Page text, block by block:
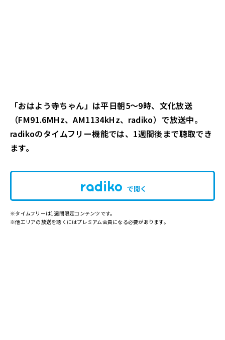
「おはよう寺ちゃん」は平日朝5～9時、文化放送
（FM91.6MHz、AM1134kHz、radiko）で放送中。
radikoのタイムフリー機能では、1週間後まで聴取でき
ます。
で開く
※タイムフリーは1週間限定コンテンツです。
※他エリアの放送を聴くにはプレミアム会員になる必要があります。